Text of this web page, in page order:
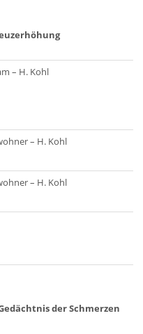
– H. Kohl
– H. Kohl
– H. Kohl
der Schmerzen